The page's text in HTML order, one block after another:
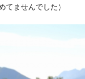
てませんでした）